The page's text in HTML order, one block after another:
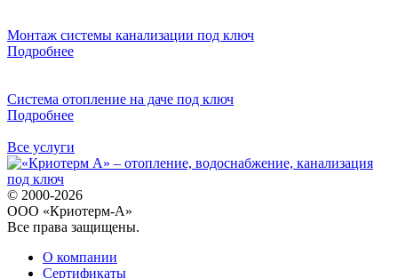
Монтаж системы канализации под ключ
Подробнее
Система отопление на даче под ключ
Подробнее
Все услуги
© 2000-2026
ООО «Криотерм-А»
Все права защищены.
О компании
Сертификаты